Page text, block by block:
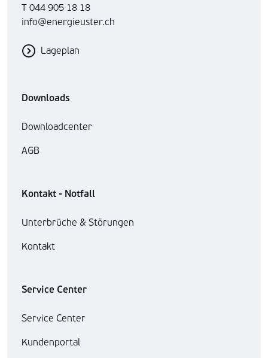
T 044 905 18 18
info@energieuster.ch
Lageplan
Downloads
Downloadcenter
AGB
Kontakt - Notfall
Unterbrüche & Störungen
Kontakt
Service Center
Service Center
Kundenportal